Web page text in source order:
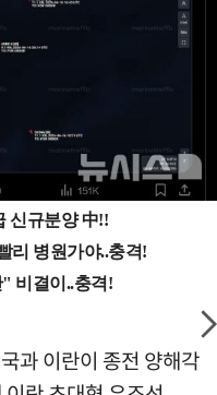
과 이란이 종전 양해각